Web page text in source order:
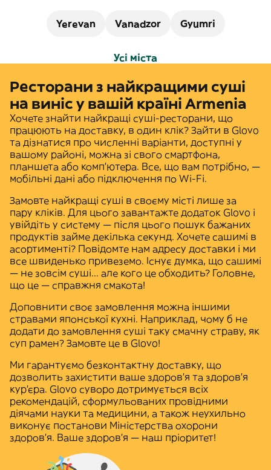
Yerevan Vanadzor Gyumri
Усі міста
Ресторани з найкращими суші
на виніс у вашій країні Armenia
Хочете знайти найкращі суші-ресторани, що
працюють на доставку, в один клік? Зайти в Glovo
та дізнатися про численні варіанти, доступні у
вашому районі, можна зі свого смартфона,
планшета або комп'ютера. Все, що вам потрібно, —
мобільні дані або підключення по Wi-Fi.
Замовте найкращі суші в своєму місті лише за
пару кліків. Для цього завантажте додаток Glovo і
увійдіть у систему — після цього пошук бажаних
продуктів займе декілька секунд. Хочете сашимі в
асортименті? Повідомте нам адресу доставки і ми
все швиденько привеземо. Існує думка, що сашимі
— не зовсім суші... але кого це обходить? Головне,
що це — справжня смакота!
Доповнити своє замовлення можна іншими
стравами японської кухні. Наприклад, чому б не
додати до замовлення суші таку смачну страву, як
суп рамен? Замовте це в Glovo!
Ми гарантуємо безконтактну доставку, що
дозволить захистити ваше здоров'я та здоров'я
кур'єра. Glovo суворо дотримується всіх
рекомендацій, сформульованих провідними
діячами науки та медицини, а також неухильно
виконує постанови Міністерства охорони
здоров'я. Ваше здоров'я — наш пріоритет!